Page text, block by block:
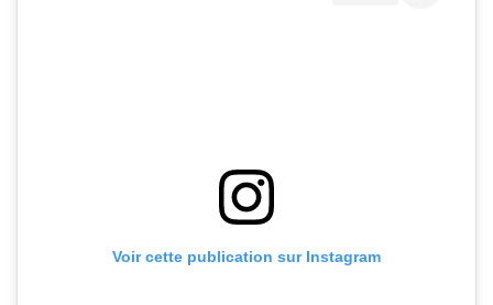
Voir cette publication sur Instagram